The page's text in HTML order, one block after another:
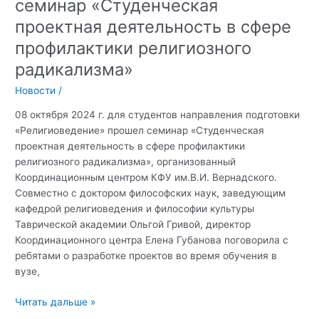
семинар «Студенческая
проектная деятельность в сфере
профилактики религиозного
радикализма»
Новости /
08 октября 2024 г. для студентов направления подготовки
«Религиоведение» прошел семинар «Студенческая
проектная деятельность в сфере профилактики
религиозного радикализма», организованный
Координационным центром КФУ им.В.И. Вернадского.
Совместно с доктором философских наук, заведующим
кафедрой религиоведения и философии культуры
Таврической академии Ольгой Гривой, директор
Координационного центра Елена Губанова поговорила с
ребятами о разработке проектов во время обучения в
вузе,
Координационный
Читать дальше »